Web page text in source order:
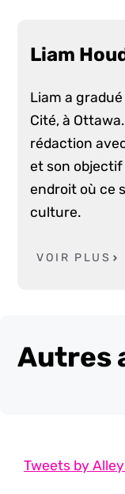
Liam
Liam a
Cité, à
rédaction
et son objectif
endroit où ce
culture.
VOIR PLUS
Autres
Tweets by